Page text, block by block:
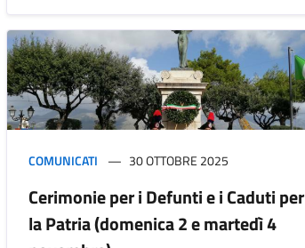
COMUNICATI 30 OTTOBRE 2025
Cerimonie per i Defunti e i Caduti per
la Patria (domenica 2 e martedì 4